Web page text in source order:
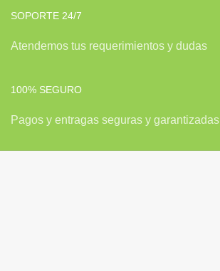
SOPORTE 24/7
Atendemos tus requerimientos y dudas
100% SEGURO
Pagos y entragas seguras y garantizadas